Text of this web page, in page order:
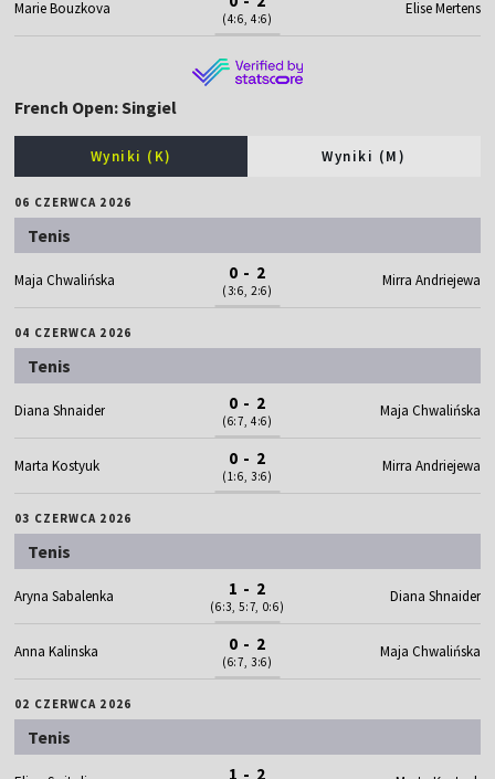
Marie Bouzkova
(4:6, 4:6)
Elise Mertens
French Open: Singiel
Wyniki (K) Wyniki (M)
06 CZERWCA 2026
Tenis
Maja Chwalińska 0 - 2
(3:6, 2:6)
Mirra Andriejewa
04 CZERWCA 2026
Tenis
Diana Shnaider 0 - 2
(6:7, 4:6)
Maja Chwalińska
Marta Kostyuk 0 - 2
(1:6, 3:6)
Mirra Andriejewa
03 CZERWCA 2026
Tenis
Aryna Sabalenka 1 - 2
(6:3, 5:7, 0:6)
Diana Shnaider
Anna Kalinska 0 - 2
(6:7, 3:6)
Maja Chwalińska
02 CZERWCA 2026
Tenis
1 - 2